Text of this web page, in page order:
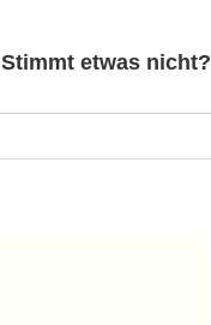
Stimmt etwas nicht?